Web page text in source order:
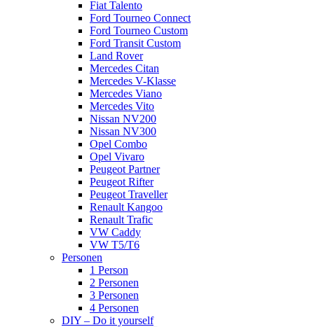
Fiat Talento
Ford Tourneo Connect
Ford Tourneo Custom
Ford Transit Custom
Land Rover
Mercedes Citan
Mercedes V-Klasse
Mercedes Viano
Mercedes Vito
Nissan NV200
Nissan NV300
Opel Combo
Opel Vivaro
Peugeot Partner
Peugeot Rifter
Peugeot Traveller
Renault Kangoo
Renault Trafic
VW Caddy
VW T5/T6
Personen
1 Person
2 Personen
3 Personen
4 Personen
DIY – Do it yourself